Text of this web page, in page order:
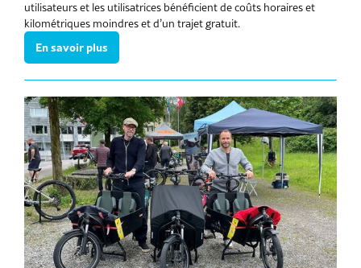
utilisateurs et les utilisatrices bénéficient de coûts horaires et
kilométriques moindres et d’un trajet gratuit.
En savoir plus